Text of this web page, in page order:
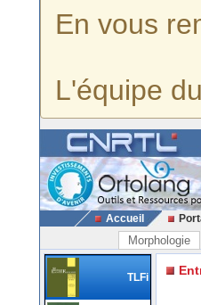
En vous
L'équipe
Accueil
Morphologie
TLFi